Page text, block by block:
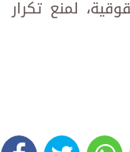
لمنع تكرار